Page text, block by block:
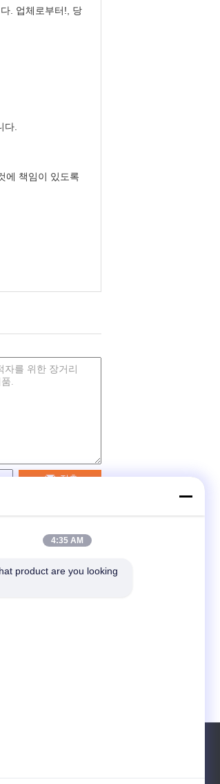
. 업체로부터!, 당
다.
에 책임이 있도록
접촉
4:35 AM
product are you looking